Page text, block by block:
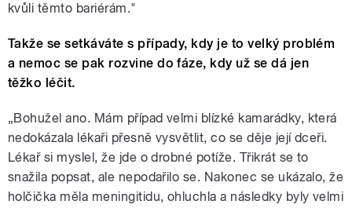
kvůli těmto bariérám."
Takže se setkáváte s případy, kdy je to velký problém
a nemoc se pak rozvine do fáze, kdy už se dá jen
těžko léčit.
„Bohužel ano. Mám případ velmi blízké kamarádky, která
nedokázala lékaři přesně vysvětlit, co se děje její dceři.
Lékař si myslel, že jde o drobné potíže. Třikrát se to
snažila popsat, ale nepodařilo se. Nakonec se ukázalo, že
holčička měla meningitidu, ohluchla a následky byly velmi